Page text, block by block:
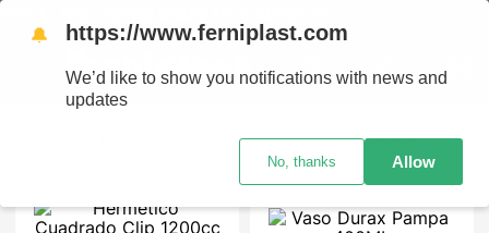
Mayor precio
🔔 https://www.ferniplast.com
We’d like to show you notifications with news and
updates
No, thanks Allow